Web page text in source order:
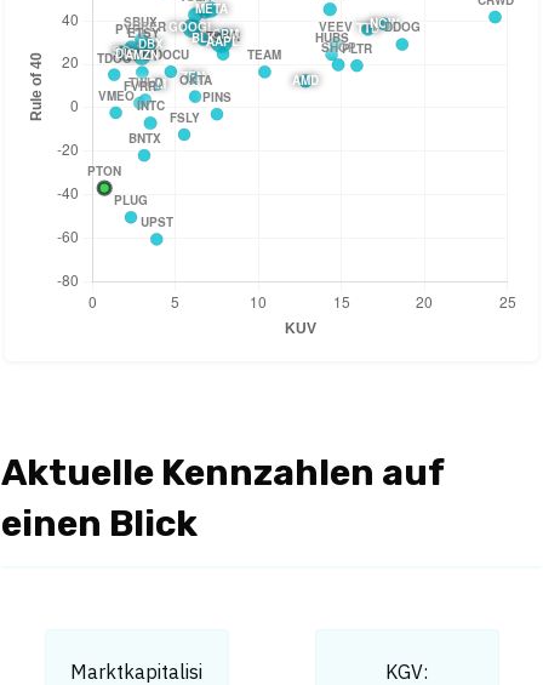
Aktuelle Kennzahlen auf
einen Blick
Marktkapitalisi
KGV: